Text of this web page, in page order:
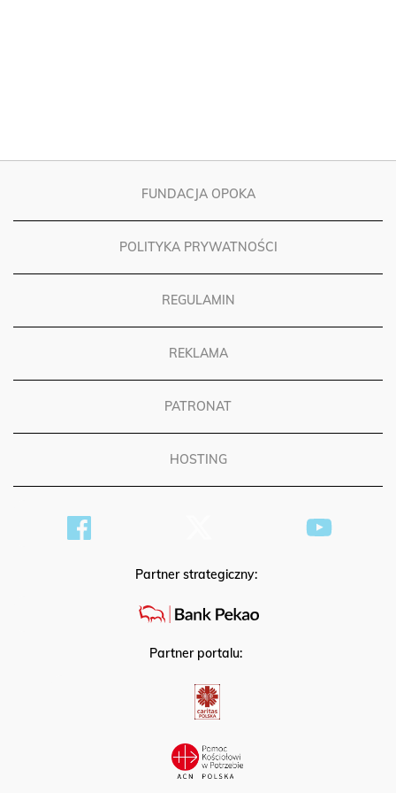
FUNDACJA OPOKA
POLITYKA PRYWATNOŚCI
REGULAMIN
REKLAMA
PATRONAT
HOSTING
Partner strategiczny:
Partner portalu: